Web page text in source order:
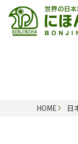
HOME 日